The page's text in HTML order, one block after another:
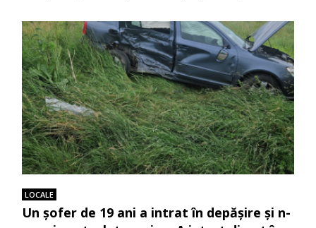
LOCALE
Un șofer de 19 ani a intrat în depășire și n-